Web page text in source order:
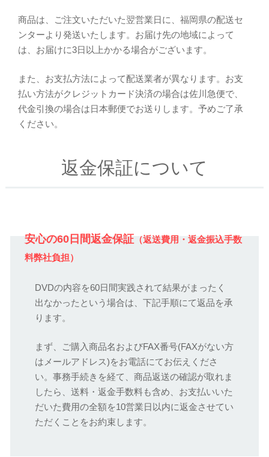
商品は、ご注文いただいた翌営業日に、福岡県の配送セ
ンターより発送いたします。お届け先の地域によって
は、お届けに3日以上かかる場合がございます。
また、お支払方法によって配送業者が異なります。お支
払い方法がクレジットカード決済の場合は佐川急便で、
代金引換の場合は日本郵便でお送りします。予めご了承
ください。
返金保証について
安心の60日間返金保証 （返送費用・返金振込手数
料弊社負担）
DVDの内容を60日間実践されて結果がまったく
出なかったという場合は、下記手順にて返品を承
ります。
まず、ご購入商品名およびFAX番号(FAXがない方
はメールアドレス)をお電話にてお伝えくださ
い。事務手続きを経て、商品返送の確認が取れま
したら、送料・返金手数料も含め、お支払いいた
だいた費用の全額を10営業日以内に返金させてい
ただくことをお約束します。